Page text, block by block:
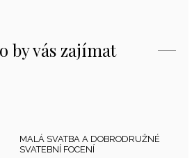
by vás zajímat
MALÁ SVATBA A DOBRODRUŽNÉ
SVATEBNÍ FOCENÍ